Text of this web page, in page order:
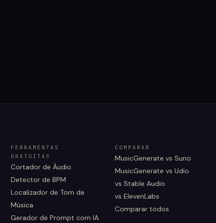
FERRAMENTAS
GRATUITAS
Cortador de Áudio
Detector de BPM
Localizador de Tom de
Música
Gerador de Prompt com IA
COMPARAR
MusicGenerate vs Suno
MusicGenerate vs Udio
vs Stable Audio
vs ElevenLabs
Comparar todos